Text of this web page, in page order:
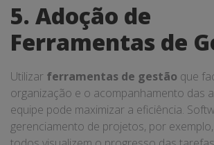
5. Adoção de
Ferramentas de
Utilizar ferramentas de gestão que
organização e o acompanhamento das
equipe pode maximizar a eficiência.
gerenciamento de projetos, por